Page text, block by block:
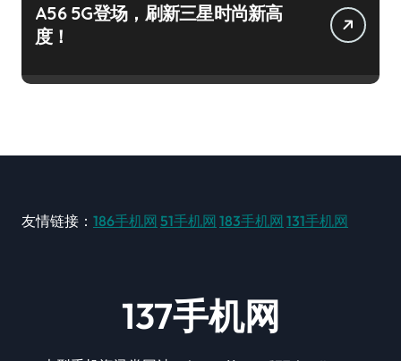
A56 5G登场，刷新三星时尚新高
度！
友情链接： 186手机网 51手机网 183手机网 131手机网
137手机网